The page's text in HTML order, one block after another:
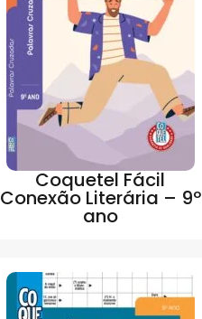
Coquetel Fácil
Conexão Literária – 9º
ano